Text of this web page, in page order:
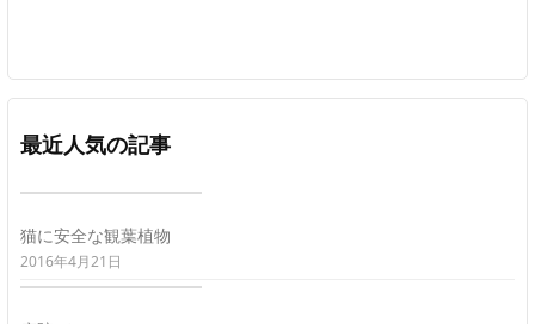
最近人気の記事
猫に安全な観葉植物
2016年4月21日